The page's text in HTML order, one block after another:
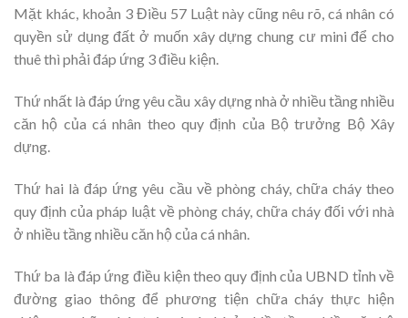
Mặt khác, khoản 3 Điều 57 Luật này cũng nêu rõ, cá nhân có
quyền sử dụng đất ở muốn xây dựng chung cư mini để cho
thuê thì phải đáp ứng 3 điều kiện.
Thứ nhất là đáp ứng yêu cầu xây dựng nhà ở nhiều tầng nhiều
căn hộ của cá nhân theo quy định của Bộ trưởng Bộ Xây
dựng.
Thứ hai là đáp ứng yêu cầu về phòng cháy, chữa cháy theo
quy định của pháp luật về phòng cháy, chữa cháy đối với nhà
ở nhiều tầng nhiều căn hộ của cá nhân.
Thứ ba là đáp ứng điều kiện theo quy định của UBND tỉnh về
đường giao thông để phương tiện chữa cháy thực hiện